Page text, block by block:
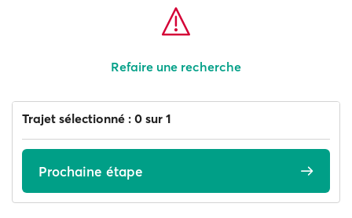
Refaire une recherche
Trajet sélectionné : 0 sur 1
Prochaine étape